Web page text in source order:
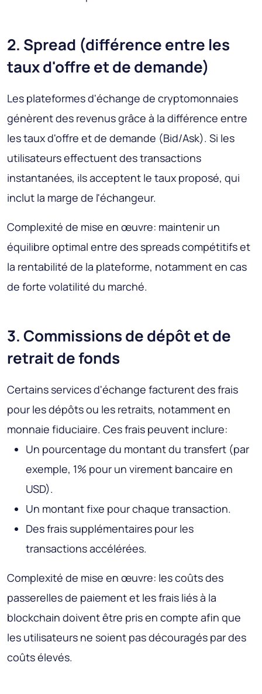
2. Spread (différence entre les
taux d'offre et de demande)
Les plateformes d'échange de cryptomonnaies
génèrent des revenus grâce à la différence entre
les taux d'offre et de demande (Bid/Ask). Si les
utilisateurs effectuent des transactions
instantanées, ils acceptent le taux proposé, qui
inclut la marge de l'échangeur.
Complexité de mise en œuvre: maintenir un
équilibre optimal entre des spreads compétitifs et
la rentabilité de la plateforme, notamment en cas
de forte volatilité du marché.
3. Commissions de dépôt et de
retrait de fonds
Certains services d'échange facturent des frais
pour les dépôts ou les retraits, notamment en
monnaie fiduciaire. Ces frais peuvent inclure:
Un pourcentage du montant du transfert (par
exemple, 1% pour un virement bancaire en
USD).
Un montant fixe pour chaque transaction.
Des frais supplémentaires pour les
transactions accélérées.
Complexité de mise en œuvre: les coûts des
passerelles de paiement et les frais liés à la
blockchain doivent être pris en compte afin que
les utilisateurs ne soient pas découragés par des
coûts élevés.